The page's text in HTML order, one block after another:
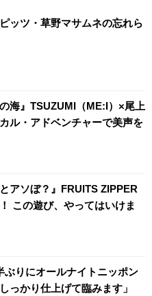
ッツ・草野マサムネの忘れら
の海』TSUZUMI（ME:I）×尾上
ル・アドベンチャーで美声を
アソぼ？』FRUITS ZIPPER
この遊び、やってはいけま
ぶりにオールナイトニッポン
っかり仕上げて臨みます」